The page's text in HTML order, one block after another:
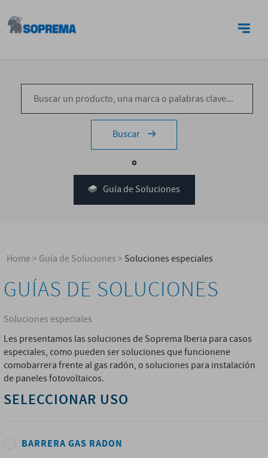
Buscar
o
Guía de Soluciones
Home>Guía de Soluciones>Soluciones especiales
GUÍAS DE SOLUCIONES
Soluciones especiales
Les presentamos las soluciones de Soprema Iberia para casos
especiales, como pueden ser soluciones que funcionene
comobarrera frente al gas radón, o soluciones para instalación
de paneles fotovoltaicos.
SELECCIONAR USO
BARRERA GAS RADON